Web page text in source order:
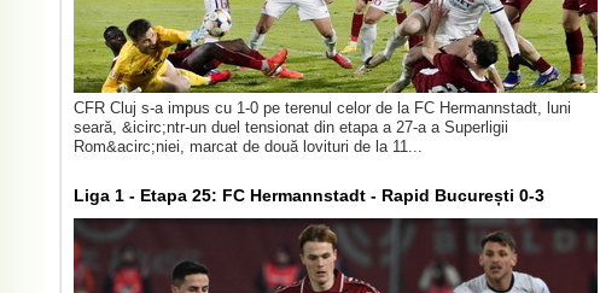
CFR Cluj s-a impus cu 1-0 pe terenul celor de la FC Hermannstadt, luni
seară, &icirc;ntr-un duel tensionat din etapa a 27-a a Superligii
Rom&acirc;niei, marcat de două lovituri de la 11...
Liga 1 - Etapa 25: FC Hermannstadt - Rapid București 0-3